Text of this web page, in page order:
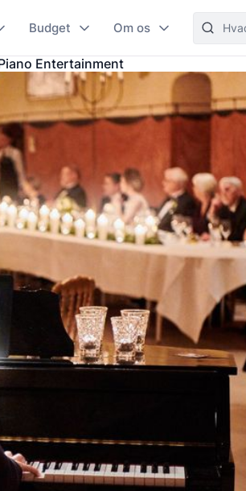
Budget Om os
Entertainment